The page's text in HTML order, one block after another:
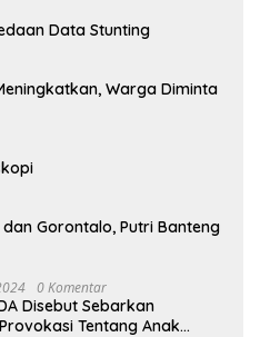
Data Stunting
Warga Diminta
Gorontalo, Putri Banteng
0 Komentar
Disebut Sebarkan
Tentang Anak